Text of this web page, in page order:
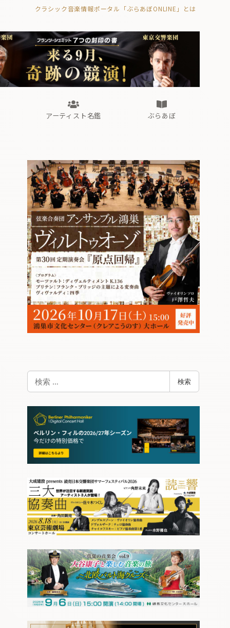
クラシック音楽情報ポータル「ぶらあぼONLINE」とは
ぶらあぼブラス！ フォルテピアノ・オデッセイ
アーティスト名鑑 ぶらあぼ
望 ぶらあぼブラス！ フォルテピアノ・オデッセイ
検
索
検索